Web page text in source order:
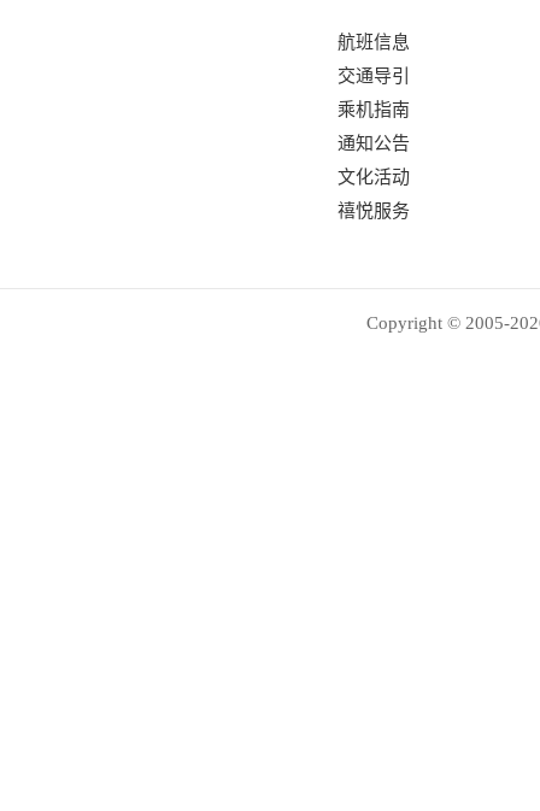
航班信息
交通导引
乘机指南
通知公告
文化活动
禧悦服务
Copyright © 2005-